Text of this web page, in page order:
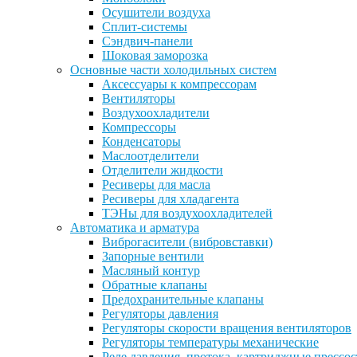
Осушители воздуха
Сплит-системы
Сэндвич-панели
Шоковая заморозка
Основные части холодильных систем
Аксессуары к компрессорам
Вентиляторы
Воздухоохладители
Компрессоры
Конденсаторы
Маслоотделители
Отделители жидкости
Ресиверы для масла
Ресиверы для хладагента
ТЭНы для воздухоохладителей
Автоматика и арматура
Виброгасители (вибровставки)
Запорные вентили
Масляный контур
Обратные клапаны
Предохранительные клапаны
Регуляторы давления
Регуляторы скорости вращения вентиляторов
Регуляторы температуры механические